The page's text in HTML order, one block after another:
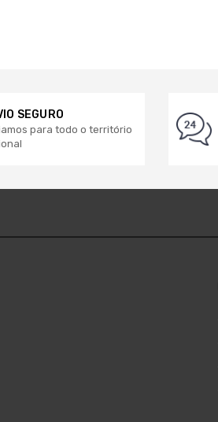
SEGURO
para todo o território